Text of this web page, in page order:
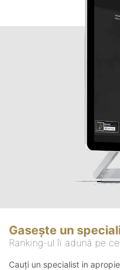
Gasește un
Ranking-ul îi adună pe
Cauți un specialist in